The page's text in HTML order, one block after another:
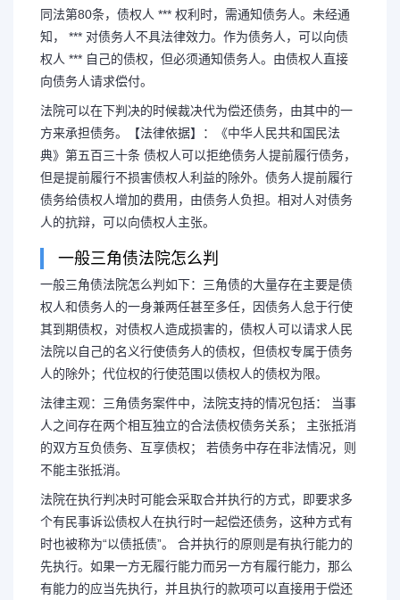
同法第80条，债权人 *** 权利时，需通知债务人。未经通
知， *** 对债务人不具法律效力。作为债务人，可以向债
权人 *** 自己的债权，但必须通知债务人。由债权人直接
向债务人请求偿付。
法院可以在下判决的时候裁决代为偿还债务，由其中的一
方来承担债务。【法律依据】：《中华人民共和国民法
典》第五百三十条 债权人可以拒绝债务人提前履行债务，
但是提前履行不损害债权人利益的除外。债务人提前履行
债务给债权人增加的费用，由债务人负担。相对人对债务
人的抗辩，可以向债权人主张。
一般三角债法院怎么判
一般三角债法院怎么判如下：三角债的大量存在主要是债
权人和债务人的一身兼两任甚至多任，因债务人怠于行使
其到期债权，对债权人造成损害的，债权人可以请求人民
法院以自己的名义行使债务人的债权，但债权专属于债务
人的除外；代位权的行使范围以债权人的债权为限。
法律主观：三角债务案件中，法院支持的情况包括： 当事
人之间存在两个相互独立的合法债权债务关系； 主张抵消
的双方互负债务、互享债权； 若债务中存在非法情况，则
不能主张抵消。
法院在执行判决时可能会采取合并执行的方式，即要求多
个有民事诉讼债权人在执行时一起偿还债务，这种方式有
时也被称为“以债抵债”。 合并执行的原则是有执行能力的
先执行。如果一方无履行能力而另一方有履行能力，那么
有能力的应当先执行，并且执行的款项可以直接用于偿还